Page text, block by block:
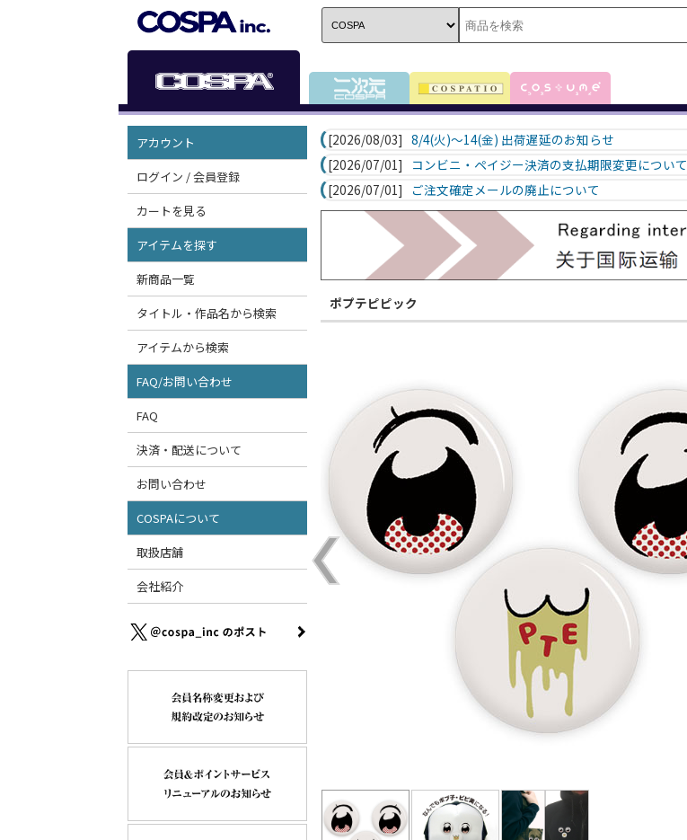
アカウント
ログイン / 会員登録
カートを見る
アイテムを探す
新商品一覧
タイトル・作品名から検索
アイテムから検索
FAQ/お問い合わせ
FAQ
決済・配送について
お問い合わせ
COSPAについて
取扱店舗
会社紹介
[2026/08/03] 8/4(火)～14(金) 出荷遅延のお知らせ
[2026/07/01]
コンビニ・ペイジー決済の支払期限変更について
[2026/07/01]
ご注文確定メールの廃止について
ポプテピピック